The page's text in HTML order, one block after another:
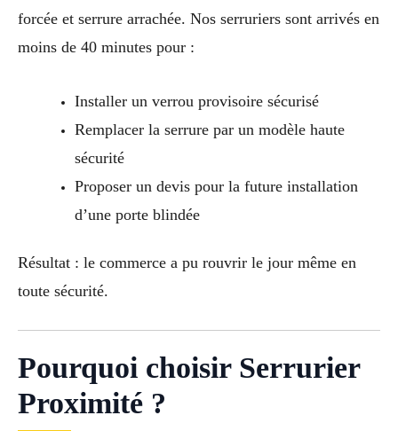
forcée et serrure arrachée. Nos serruriers sont arrivés en
moins de 40 minutes pour :
Installer un verrou provisoire sécurisé
Remplacer la serrure par un modèle haute
sécurité
Proposer un devis pour la future installation
d’une porte blindée
Résultat : le commerce a pu rouvrir le jour même en
toute sécurité.
Pourquoi choisir Serrurier
Proximité ?